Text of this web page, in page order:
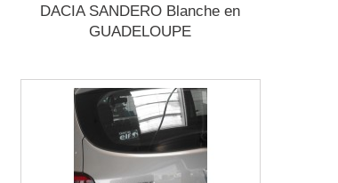
DACIA SANDERO Blanche en
GUADELOUPE